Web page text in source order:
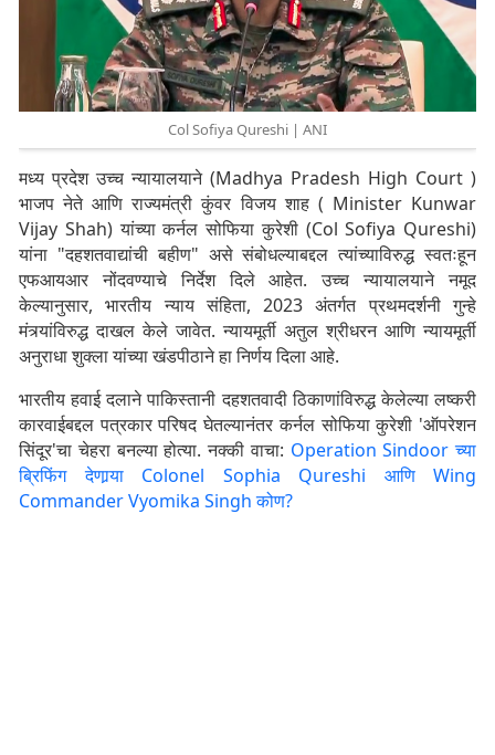
Col Sofiya Qureshi | ANI
मध्य प्रदेश उच्च न्यायालयाने (Madhya Pradesh High Court )
भाजप नेते आणि राज्यमंत्री कुंवर विजय शाह ( Minister Kunwar
Vijay Shah) यांच्या कर्नल सोफिया कुरेशी (Col Sofiya Qureshi)
यांना "दहशतवाद्यांची बहीण" असे संबोधल्याबद्दल त्यांच्याविरुद्ध स्वतःहून
एफआयआर नोंदवण्याचे निर्देश दिले आहेत. उच्च न्यायालयाने नमूद
केल्यानुसार, भारतीय न्याय संहिता, 2023 अंतर्गत प्रथमदर्शनी गुन्हे
मंत्र्यांविरुद्ध दाखल केले जावेत. न्यायमूर्ती अतुल श्रीधरन आणि न्यायमूर्ती
अनुराधा शुक्ला यांच्या खंडपीठाने हा निर्णय दिला आहे.
भारतीय हवाई दलाने पाकिस्तानी दहशतवादी ठिकाणांविरुद्ध केलेल्या लष्करी
कारवाईबद्दल पत्रकार परिषद घेतल्यानंतर कर्नल सोफिया कुरेशी 'ऑपरेशन
सिंदूर'चा चेहरा बनल्या होत्या. नक्की वाचा: Operation Sindoor च्या
ब्रिफिंग देणार्‍या Colonel Sophia Qureshi आणि Wing
Commander Vyomika Singh कोण?